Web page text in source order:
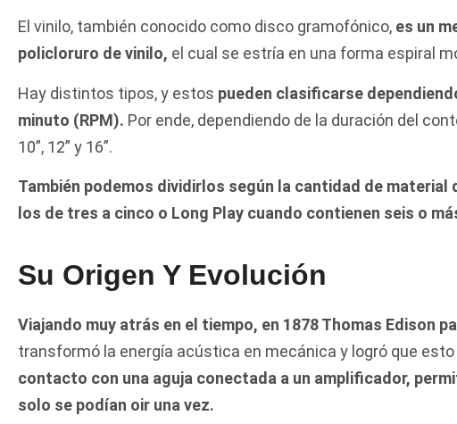
El vinilo, también conocido como disco gramofónico, es un
policloruro de vinilo, el cual se estría en una forma espiral
Hay distintos tipos, y estos pueden clasificarse
minuto (RPM). Por ende, dependiendo de la duración del
10”, 12” y 16”.
También podemos dividirlos según la cantidad de
los de tres a cinco o Long Play cuando contienen seis o
Su Origen Y Evolución
Viajando muy atrás en el tiempo, en 1878 Thomas Edison
transformó la energía acústica en mecánica y logró que
contacto con una aguja conectada a un amplificador,
solo se podían oir una vez.